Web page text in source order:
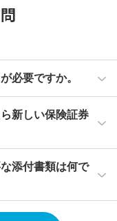
必要ですか。
新しい保険証券
添付書類は何で